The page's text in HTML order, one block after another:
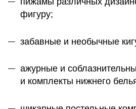
фигуру;
забавные и необычные
ажурные и
и комплекты нижнего